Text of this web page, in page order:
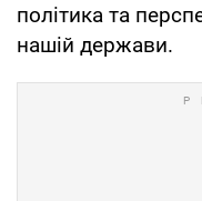
політика та
нашій держави.